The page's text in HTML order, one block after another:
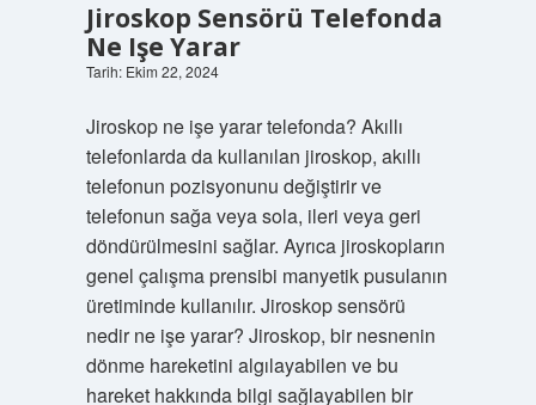
Jiroskop Sensörü Telefonda
Ne Işe Yarar
Tarih: Ekim 22, 2024
Jiroskop ne işe yarar telefonda? Akıllı
telefonlarda da kullanılan jiroskop, akıllı
telefonun pozisyonunu değiştirir ve
telefonun sağa veya sola, ileri veya geri
döndürülmesini sağlar. Ayrıca jiroskopların
genel çalışma prensibi manyetik pusulanın
üretiminde kullanılır. Jiroskop sensörü
nedir ne işe yarar? Jiroskop, bir nesnenin
dönme hareketini algılayabilen ve bu
hareket hakkında bilgi sağlayabilen bir